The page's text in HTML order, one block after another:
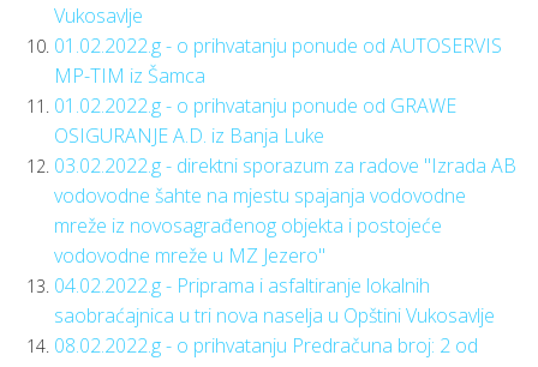
Vukosavlje
01.02.2022.g - o prihvatanju ponude od AUTOSERVIS
MP-TIM iz Šamca
01.02.2022.g - o prihvatanju ponude od GRAWE
OSIGURANJE A.D. iz Banja Luke
03.02.2022.g - direktni sporazum za radove "Izrada AB
vodovodne šahte na mjestu spajanja vodovodne
mreže iz novosagrađenog objekta i postojeće
vodovodne mreže u MZ Jezero"
04.02.2022.g - Priprama i asfaltiranje lokalnih
saobraćajnica u tri nova naselja u Opštini Vukosavlje
08.02.2022.g - o prihvatanju Predračuna broj: 2 od